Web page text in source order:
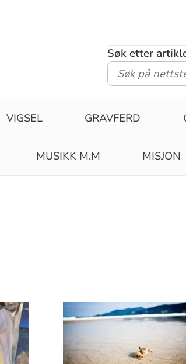
Søk etter
VIGSEL GRAVFERD
MUSIKK M.M MISJON